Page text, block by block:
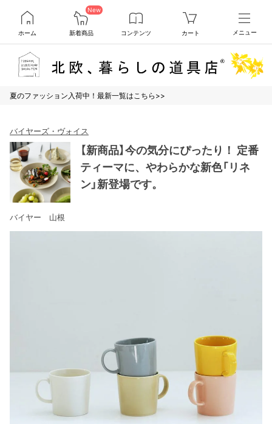
ホーム
New
新着商品 コンテンツ カート メニュー
夏のファッション入荷中！最新一覧はこちら>>
バイヤーズ・ヴォイス
【新商品】今の気分にぴったり！ 定番
ティーマに、やわらかな新色「リネ
ン」新登場です。
バイヤー 山根